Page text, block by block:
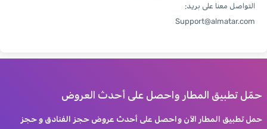
التواصل معنا على بريد:
Support@almatar.com
حمّل تطبيق المطار واحصل على أحدث العروض
حمل تطبيق المطار الآن واحصل على أحدث عروض حجز الفنادق و حجز